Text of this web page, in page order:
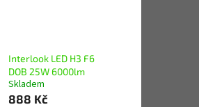
Interlook LED H3 F6
DOB 25W 6000lm
Skladem
888 Kč